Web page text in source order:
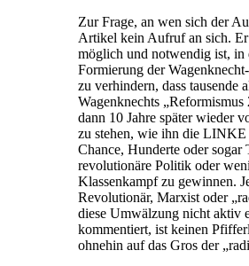
Zur Frage, an wen sich der
Artikel kein Aufruf an sich. Er
möglich und notwendig ist, in
Formierung der
zu verhindern, dass tausende
Wagenknechts „Reformismus
dann 10 Jahre später wieder
zu stehen, wie ihn die LINKE
Chance, Hunderte oder sogar
revolutionäre Politik oder
Klassenkampf zu gewinnen.
Revolutionär, Marxist oder
diese Umwälzung nicht aktiv
kommentiert, ist keinen
ohnehin auf das Gros der